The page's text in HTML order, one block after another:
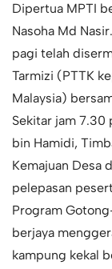
Dipertua MPTI
Nasoha Md
pagi telah
Tarmizi (PTTK
Malaysia)
Sekitar jam 7.30
bin Hamidi,
Kemajuan Desa
pelepasan
Program
berjaya
kampung kekal